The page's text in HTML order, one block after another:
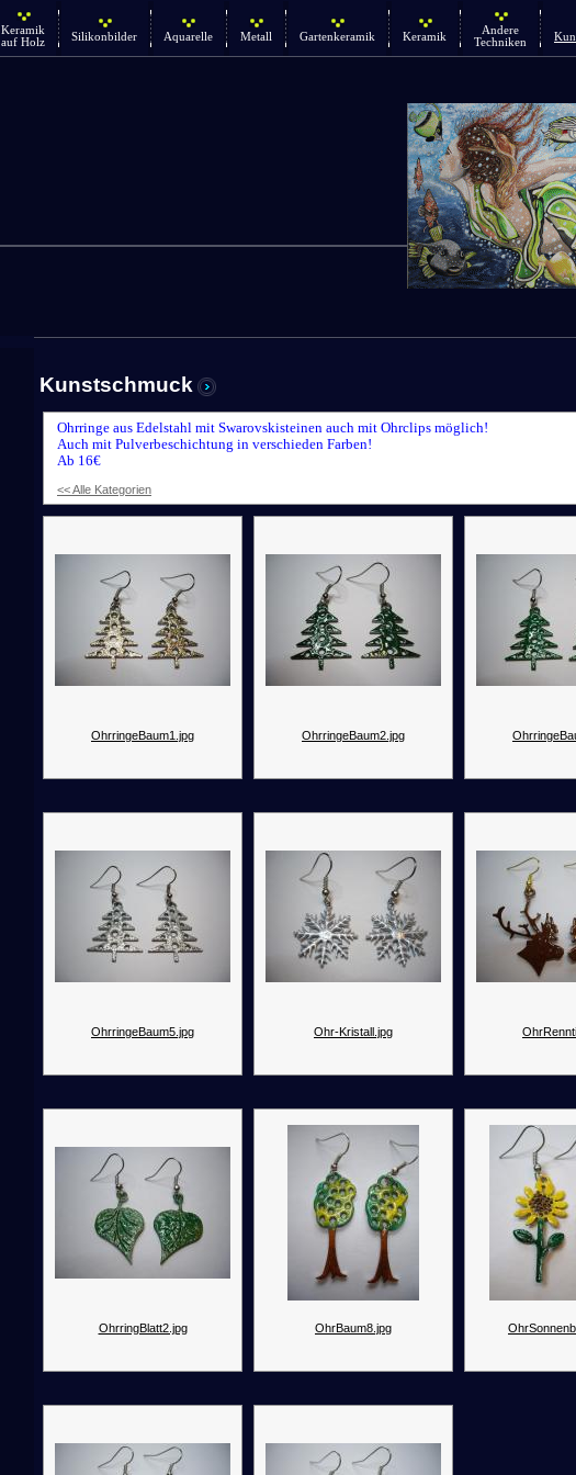
Keramik
auf Holz
Silikonbilder Aquarelle Metall Gartenkeramik Keramik
Andere
Techniken
Kunstschmuck
Ohrringe aus Edelstahl mit Swarovskisteinen auch mit Ohrclips möglich!
Auch mit Pulverbeschichtung in verschieden Farben!
Ab 16€
<< Alle Kategorien
OhrringeBaum1.jpg OhrringeBaum2.jpg
OhrringeBaum5.jpg Ohr-Kristall.jpg
OhrringBlatt2.jpg OhrBaum8.jpg